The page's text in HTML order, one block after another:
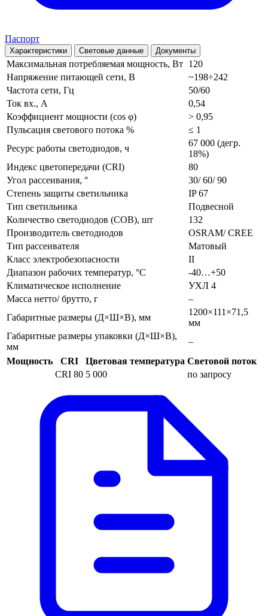
Паспорт
Характеристики Световые данные Документы
Максимальная потребляемая мощность, Вт 120
Напряжение питающей сети, В
~198÷242
Частота сети, Гц
50/60
Ток вх., А
0,54
Коэффициент мощности (cos φ)
> 0,95
Пульсация светового потока %
≤ 1
Ресурс работы светодиодов, ч
67 000 (дегр.
18%)
Индекс цветопередачи (CRI)
80
Угол рассеивания, °
30/ 60/ 90
Степень защиты светильника
IP 67
Тип светильника
Подвесной
Количество светодиодов (COB), шт
132
Производитель светодиодов
OSRAM/ CREE
Тип рассеивателя
Матовый
Класс электробезопасности
II
Диапазон рабочих температур, °С
-40…+50
Климатическое исполнение
УХЛ 4
Масса нетто/ брутто, г
–
Габаритные размеры (Д×Ш×В), мм
1200×111×71,5
мм
Габаритные размеры упаковки (Д×Ш×В),
мм
–
Мощность
CRI Цветовая температура Световой поток
CRI 80 5 000 по запросу